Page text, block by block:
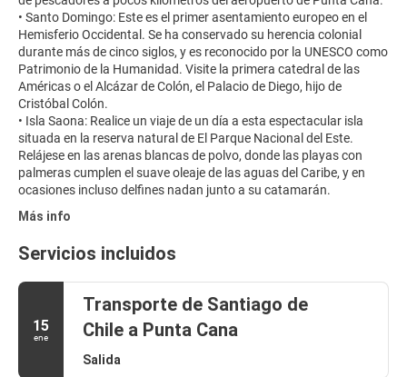
• Santo Domingo: Este es el primer asentamiento europeo en el
Hemisferio Occidental. Se ha conservado su herencia colonial
durante más de cinco siglos, y es reconocido por la UNESCO como
Patrimonio de la Humanidad. Visite la primera catedral de las
Américas o el Alcázar de Colón, el Palacio de Diego, hijo de
Cristóbal Colón.
• Isla Saona: Realice un viaje de un día a esta espectacular isla
situada en la reserva natural de El Parque Nacional del Este.
Relájese en las arenas blancas de polvo, donde las playas con
palmeras cumplen el suave oleaje de las aguas del Caribe, y en
Más info
Servicios incluidos
15
ene
Transporte de Santiago de
Chile a Punta Cana
Salida